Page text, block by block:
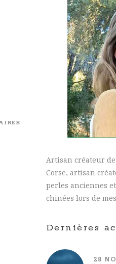
Artisan créateur
Corse, artisan
perles anciennes
chinées lors de
Dernières
28